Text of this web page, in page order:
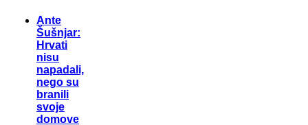
Ante
Šušnjar:
Hrvati
nisu
napadali,
nego su
branili
svoje
domove